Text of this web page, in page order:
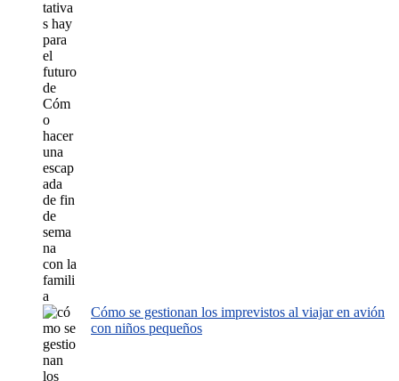
Cómo se gestionan los imprevistos al viajar en avión
con niños pequeños